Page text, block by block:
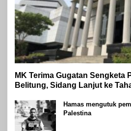
MK Terima Gugatan Sengketa
Belitung, Sidang Lanjut ke
Hamas mengutuk
Palestina